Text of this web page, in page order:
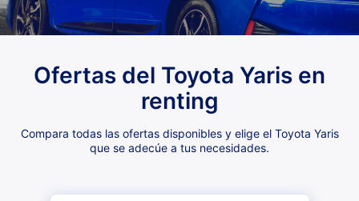
Ofertas del Toyota Yaris en
renting
Compara todas las ofertas disponibles y elige el Toyota Yaris
que se adecúe a tus necesidades.